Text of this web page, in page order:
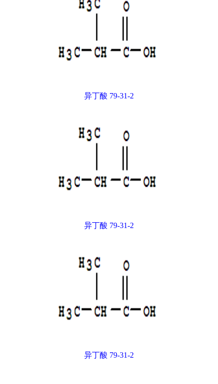
异丁酸 79-31-2
异丁酸 79-31-2
异丁酸 79-31-2